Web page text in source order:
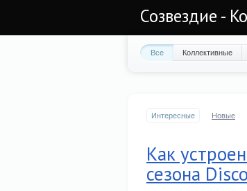
Созвездие -
Все Коллективные
Интересные Новые
Как
сезона